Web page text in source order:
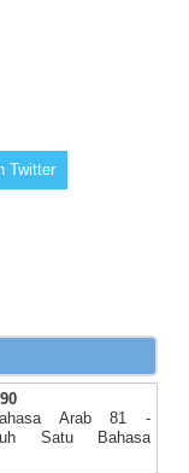
Twitter
Arab 81 -
Satu Bahasa